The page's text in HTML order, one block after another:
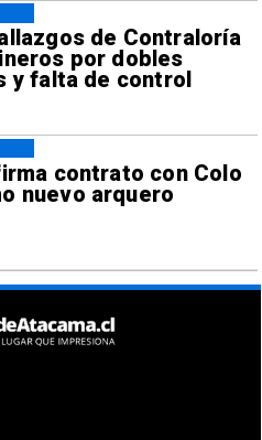
de Contraloría
por dobles
y falta de control
contrato con Colo
nuevo arquero